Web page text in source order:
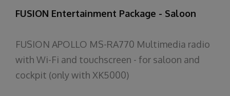
FUSION Entertainment Package - Saloon
FUSION APOLLO MS-RA770 Multimedia radio
with Wi-Fi and touchscreen - for saloon and
cockpit (only with XK5000)